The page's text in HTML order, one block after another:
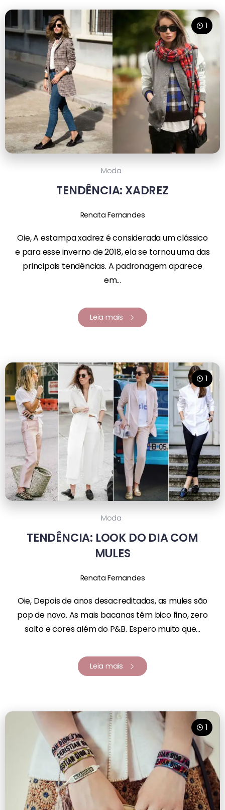
1
Moda
TENDÊNCIA: XADREZ
Renata Fernandes
Oie, A estampa xadrez é considerada um clássico
e para esse inverno de 2018, ela se tornou uma das
principais tendências. A padronagem aparece
em...
Leia mais
1
Moda
TENDÊNCIA: LOOK DO DIA COM
MULES
Renata Fernandes
Oie, Depois de anos desacreditadas, as mules são
pop de novo. As mais bacanas têm bico fino, zero
salto e cores além do P&B. Espero muito que...
Leia mais
1